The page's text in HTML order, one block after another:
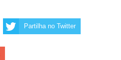
Partilha no Twitter